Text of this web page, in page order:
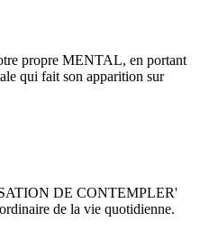
propre MENTAL, en portant
qui fait son apparition sur
DE CONTEMPLER'
de la vie quotidienne.